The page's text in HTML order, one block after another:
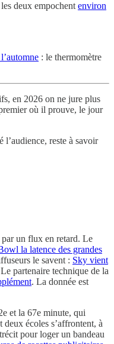
les deux empochent environ
: le thermomètre
en 2026 on ne jure plus
où il prouve, le jour
reste à savoir
par un flux en retard. Le
la latence des grandes
le savent : Sky vient
partenaire technique de la
. La donnée est
et la 67e minute, qui
écoles s’affrontent, à
pour loger un bandeau